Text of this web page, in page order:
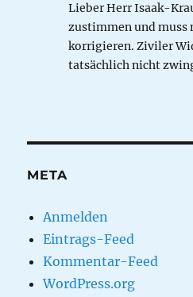
Lieber Herr Isaak-
zustimmen und
korrigieren. Ziviler
tatsächlich nicht
META
Anmelden
Eintrags-Feed
Kommentar-Feed
WordPress.org